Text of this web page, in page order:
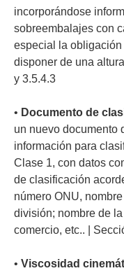
incorporándose
sobreembalajes con
especial la
disponer de una
y 3.5.4.3
• Documento de
un nuevo documento
información para
Clase 1, con datos
de clasificación
número ONU,
división; nombre de
comercio, etc.. |
• Viscosidad